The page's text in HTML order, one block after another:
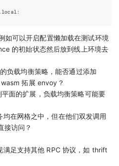
:
如可以开启配置懒加载在测试环境
的初始状态然后放到线上环境去
负载均衡策略，能否通过添加
拓展 envoy？
面的扩展，负载均衡策略可能要
在网格之中，但在他们双发调用
接访问？
满足支持其他 RPC 协议，如 thrift